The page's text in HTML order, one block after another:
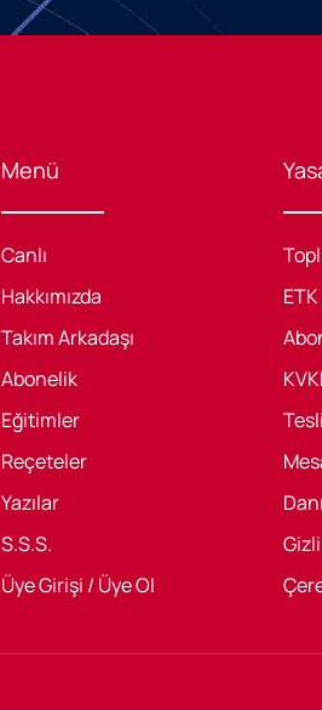
Menü
Canlı
Hakkımızda
Takım Arkadaşı
Abonelik
Eğitimler
Reçeteler
Yazılar
S.S.S.
Üye Girişi / Üye Ol